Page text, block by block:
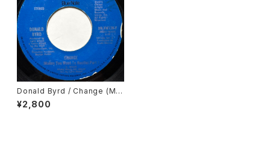
Donald Byrd / Change (Ma
kes You Want To Hustle)
¥2,800